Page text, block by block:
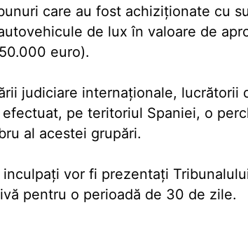
care au fost achiziţionate cu
de lux în valoare de
euro).
judiciare internaţionale, lucrătorii
pe teritoriul Spaniei, o
al acestei grupări.
vor fi prezentaţi
pentru o perioadă de 30 de zile.